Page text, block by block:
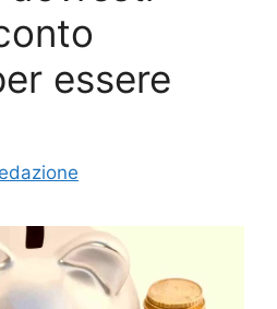
essere